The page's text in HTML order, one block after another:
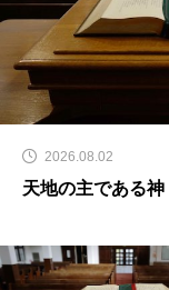
2026.08.02
天地の主である神